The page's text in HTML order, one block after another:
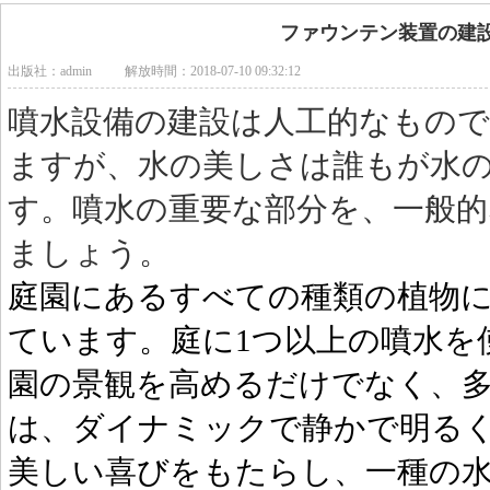
ファウンテン装置の建
出版社：admin 解放時間：2018-07-10 09:32:12
噴水設備の建設は人工的なもの
ますが、水の美しさは誰もが水
す。噴水の重要な部分を、一般
ましょう。
庭園にあるすべての種類の植物
ています。庭に1つ以上の噴水
園の景観を高めるだけでなく、
は、ダイナミックで静かで明る
美しい喜びをもたらし、一種の